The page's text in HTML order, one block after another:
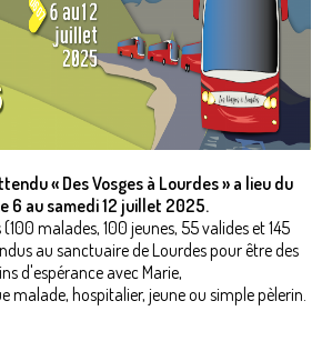
« Des Vosges à Lourdes » a lieu du
6 au samedi 12 juillet 2025.
malades, 100 jeunes, 55 valides et 145
au sanctuaire de Lourdes pour être des
d'espérance avec Marie,
malade, hospitalier, jeune ou simple pèlerin.